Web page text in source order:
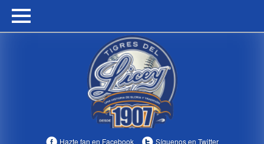
HOME
Hazte fan en Facebook
Síguenos en Twitter